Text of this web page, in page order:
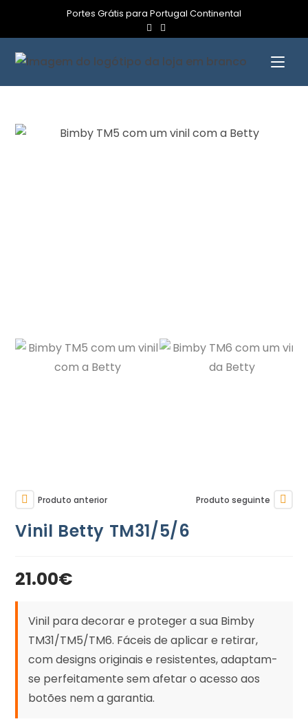
Portes Grátis para Portugal Continental
Produto anterior Produto seguinte
Vinil Betty TM31/5/6
21.00€
Vinil para decorar e proteger a sua Bimby
TM31/TM5/TM6. Fáceis de aplicar e retirar,
com designs originais e resistentes, adaptam-
se perfeitamente sem afetar o acesso aos
botões nem a garantia.